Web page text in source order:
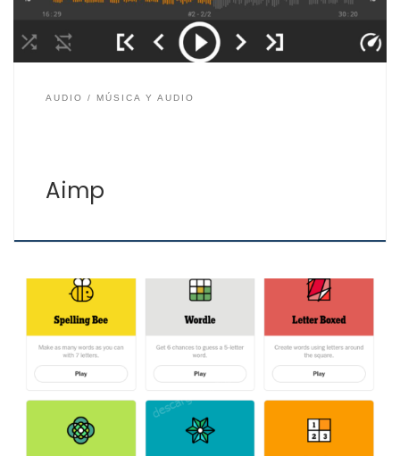
AUDIO MÚSICA Y AUDIO
Aimp
Muchos usuarios de juegos tipo puzzle han descubierto
gracias a Wordle que el diario The New York Times
App «The New York Crossword» también incluye Wordle
original (en Inglés) y está disponible para dispositivos
iOS y Android. La App The New […]